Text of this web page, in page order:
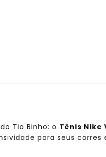
Tio Binho: o Tênis Nike
para seus corres